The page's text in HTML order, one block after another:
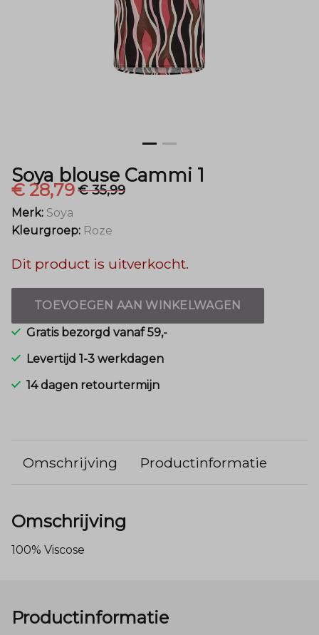
Soya blouse Cammi 1
€ 28,79€ 35,99
Merk: Soya
Kleurgroep: Roze
Dit product is uitverkocht.
TOEVOEGEN AAN WINKELWAGEN
Gratis bezorgd vanaf 59,-
Levertijd 1-3 werkdagen
14 dagen retourtermijn
Omschrijving Productinformatie
Omschrijving
100% Viscose
Productinformatie